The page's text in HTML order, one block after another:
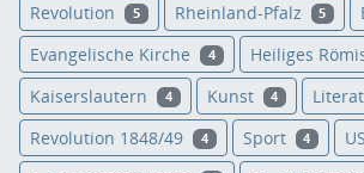
Revolution 5 Rheinland-Pfalz 5
Evangelische Kirche 4 Heiliges
Kaiserslautern 4 Kunst 4
Revolution 1848/49 4 Sport 4